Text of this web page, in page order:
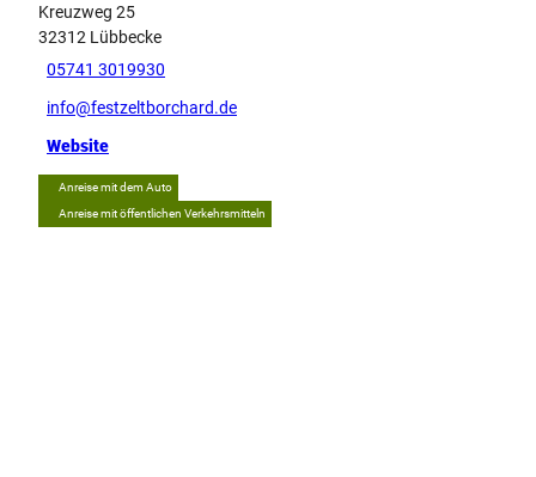
Kreuzweg 25
32312 Lübbecke
05741 3019930
info@festzeltborchard.de
Website
Anreise mit dem Auto
Anreise mit öffentlichen Verkehrsmitteln